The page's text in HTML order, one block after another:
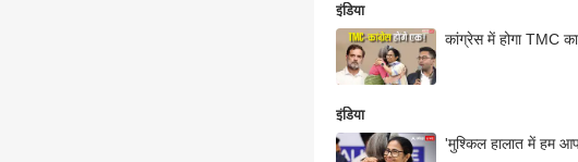
इंडिया
कांग्रेस में होगा TMC
इंडिया
'मुश्किल हालात में हम